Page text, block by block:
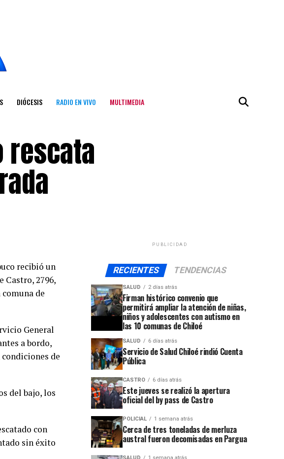
DIÓCESIS RADIO EN VIVO MULTIMEDIA
rescata
recibió un
Castro, 2796,
comuna de
General
a bordo,
de
del bajo, los
con
sin éxito
PUBLICIDAD
RECIENTES TENDENCIAS
SALUD 2 días atrás
Firman histórico convenio que
permitirá ampliar la atención de niñas,
niños y adolescentes con autismo en
las 10 comunas de Chiloé
SALUD 6 días atrás
Servicio de Salud Chiloé rindió Cuenta
Pública
CASTRO 6 días atrás
Este jueves se realizó la apertura
oficial del by pass de Castro
POLICIAL 1 semana atrás
Cerca de tres toneladas de merluza
austral fueron decomisadas en Pargua